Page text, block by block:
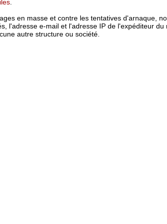
en masse et contre les tentatives d'arnaque,
l'adresse e-mail et l'adresse IP de l'expéditeur
autre structure ou société.